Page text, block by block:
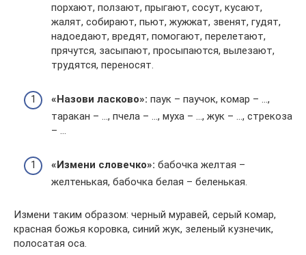
порхают, ползают, прыгают, сосут, кусают,
жалят, собирают, пьют, жужжат, звенят, гудят,
надоедают, вредят, помогают, перелетают,
прячутся, засыпают, просыпаются, вылеза­ют,
трудятся, переносят.
«Назови ласково»: паук – паучок, комар – …,
таракан – …, пчела – …, муха – …, жук – …, стрекоза
– …
«Измени словечко»: бабочка желтая –
желтенькая, бабочка белая – беленькая.
Измени таким образом: черный муравей, серый комар,
красная божья коровка, синий жук, зеленый кузнечик,
полосатая оса.